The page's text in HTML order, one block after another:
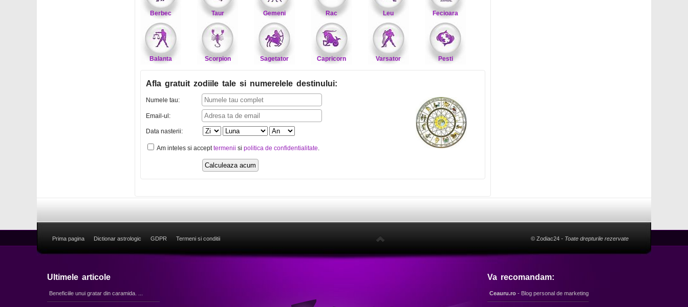
Berbec Taur Gemeni Rac Leu Fecioara
Balanta Scorpion Sagetator Capricorn Varsator Pesti
Afla gratuit zodiile tale si numerelele destinului:
Numele tau:
Email-ul:
Data nasterii:
Am inteles si accepttermenii si politica de confidentialitate.
Prima pagina Dictionar astrologic GDPR Termeni si conditii © Zodiac24 - Toate drepturile rezervate
Ultimele articole
Beneficiile unui gratar din caramida. ...
Va recomandam:
Ceauru.ro - Blog personal de marketing